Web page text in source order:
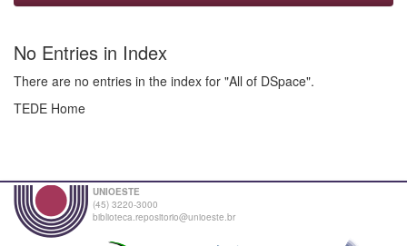
No Entries in Index
There are no entries in the index for "All of DSpace".
TEDE Home
UNIOESTE
(45) 3220-3000
biblioteca.repositorio@unioeste.br